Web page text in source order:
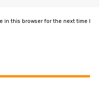
in this browser for the next time I